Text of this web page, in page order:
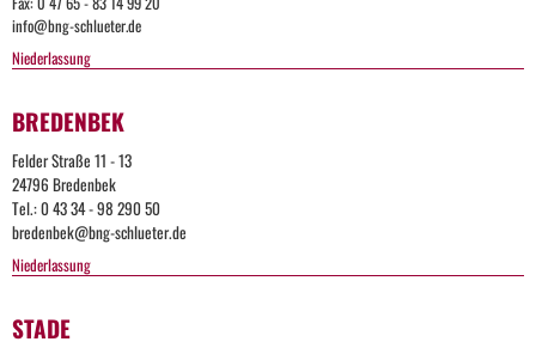
info@bng-schlueter.de
Niederlassung
BREDENBEK
Felder Straße 11 - 13
24796 Bredenbek
Tel.: 0 43 34 - 98 290 50
bredenbek@bng-schlueter.de
Niederlassung
STADE